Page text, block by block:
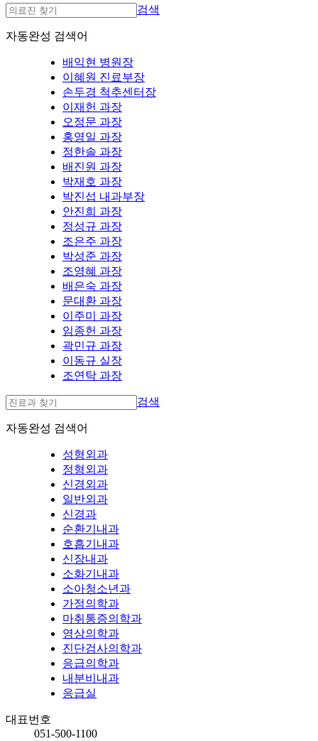
검색
자동완성 검색어
배익현 병원장
이혜원 진료부장
손두경 척추센터장
이재헌 과장
오정문 과장
홍영일 과장
정한솔 과장
배진원 과장
박재호 과장
박진섭 내과부장
안진희 과장
정성규 과장
조은주 과장
박성준 과장
조영혜 과장
배은숙 과장
문대환 과장
이주미 과장
임종헌 과장
곽민규 과장
이동규 실장
조연탁 과장
검색
자동완성 검색어
성형외과
정형외과
신경외과
일반외과
신경과
순환기내과
호흡기내과
신장내과
소화기내과
소아청소년과
가정의학과
마취통증의학과
영상의학과
진단검사의학과
응급의학과
내분비내과
응급실
대표번호
051-500-1100